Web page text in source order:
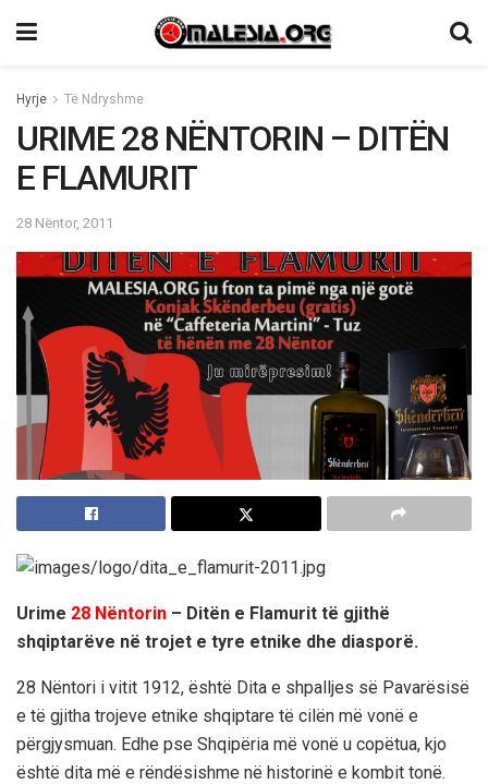
Hyrje Të Ndryshme
URIME 28 NËNTORIN – DITËN
E FLAMURIT
28 Nëntor, 2011
Urime 28 Nëntorin – Ditën e Flamurit të gjithë
shqiptarëve në trojet e tyre etnike dhe diasporë.
28 Nëntori i vitit 1912, është Dita e shpalljes së Pavarësisë
e të gjitha trojeve etnike shqiptare të cilën më vonë e
përgjysmuan. Edhe pse Shqipëria më vonë u copëtua, kjo
është dita më e rëndësishme në historinë e kombit tonë.